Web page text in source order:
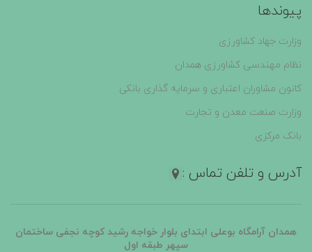
پیوندها
وزارت جهاد کشاورزی
نظام مهندسی کشاورزی همدان
کانون مشاوران اعتباری و سرمایه گذاری بانکی
وزارت صنعت معدن و تجارت
بانک مرکزی
آدرس و تلفن تماس :
همدان آرامگاه بوعلی ابتدای بلوار خواجه رشید کوچه نجفی ساختمان
سپهر طبقه اول